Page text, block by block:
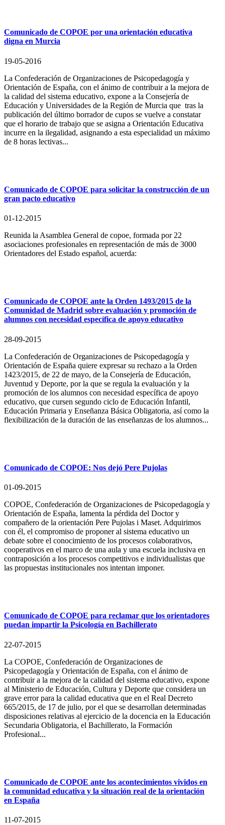
Comunicado de COPOE por una orientación educativa
digna en Murcia
19-05-2016
La Confederación de Organizaciones de Psicopedagogía y
Orientación de España, con el ánimo de contribuir a la mejora de
la calidad del sistema educativo, expone a la Consejería de
Educación y Universidades de la Región de Murcia que tras la
publicación del último borrador de cupos se vuelve a constatar
que el horario de trabajo que se asigna a Orientación Educativa
incurre en la ilegalidad, asignando a esta especialidad un máximo
de 8 horas lectivas...
Comunicado de COPOE para solicitar la construcción de un
gran pacto educativo
01-12-2015
Reunida la Asamblea General de copoe, formada por 22
asociaciones profesionales en representación de más de 3000
Orientadores del Estado español, acuerda:
Comunicado de COPOE ante la Orden 1493/2015 de la
Comunidad de Madrid sobre evaluación y promoción de
alumnos con necesidad específica de apoyo educativo
28-09-2015
La Confederación de Organizaciones de Psicopedagogía y
Orientación de España quiere expresar su rechazo a la Orden
1423/2015, de 22 de mayo, de la Consejería de Educación,
Juventud y Deporte, por la que se regula la evaluación y la
promoción de los alumnos con necesidad específica de apoyo
educativo, que cursen segundo ciclo de Educación Infantil,
Educación Primaria y Enseñanza Básica Obligatoria, así como la
flexibilización de la duración de las enseñanzas de los alumnos...
Comunicado de COPOE: Nos dejó Pere Pujolas
01-09-2015
COPOE, Confederación de Organizaciones de Psicopedagogía y
Orientación de España, lamenta la pérdida del Doctor y
compañero de la orientación Pere Pujolas i Maset. Adquirimos
con él, el compromiso de proponer al sistema educativo un
debate sobre el conocimiento de los procesos colaborativos,
cooperativos en el marco de una aula y una escuela inclusiva en
contraposición a los procesos competitivos e individualistas que
las propuestas institucionales nos intentan imponer.
Comunicado de COPOE para reclamar que los orientadores
puedan impartir la Psicología en Bachillerato
22-07-2015
La COPOE, Confederación de Organizaciones de
Psicopedagogía y Orientación de España, con el ánimo de
contribuir a la mejora de la calidad del sistema educativo, expone
al Ministerio de Educación, Cultura y Deporte que considera un
grave error para la calidad educativa que en el Real Decreto
665/2015, de 17 de julio, por el que se desarrollan determinadas
disposiciones relativas al ejercicio de la docencia en la Educación
Secundaria Obligatoria, el Bachillerato, la Formación
Profesional...
Comunicado de COPOE ante los acontecimientos vividos en
la comunidad educativa y la situación real de la orientación
en España
11-07-2015